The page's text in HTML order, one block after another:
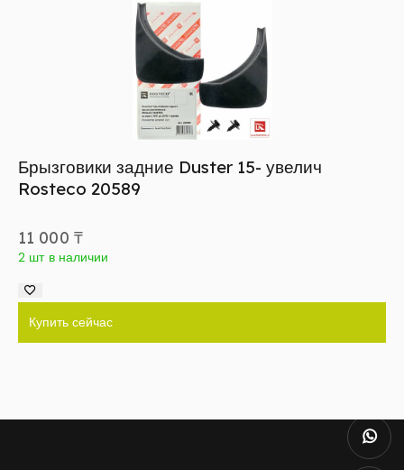
Брызговики задние Duster 15- увелич
Rosteco 20589
11 000 ₸
2 шт в наличии
Купить сейчас